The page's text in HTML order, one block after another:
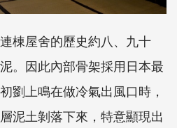
棟屋舍的歷史約八、九十
。因此內部骨架採用日本最
劉上鳴在做冷氣出風口時，
泥土剝落下來，特意顯現出